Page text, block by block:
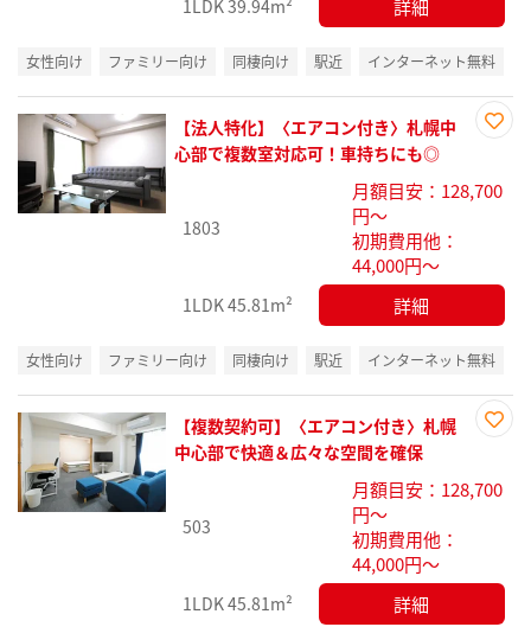
1LDK39.94m² 詳細
女性向け ファミリー向け 同棲向け 駅近 インターネット無料
り登
【法人特化】〈エアコン付き〉札幌中
心部で複数室対応可！車持ちにも◎
1803
月額目安：128,700
円～
初期費用他：
44,000円～
1LDK45.81m² 詳細
女性向け ファミリー向け 同棲向け 駅近 インターネット無料
り登
【複数契約可】〈エアコン付き〉札幌
中心部で快適＆広々な空間を確保
503
月額目安：128,700
円～
初期費用他：
44,000円～
1LDK45.81m² 詳細